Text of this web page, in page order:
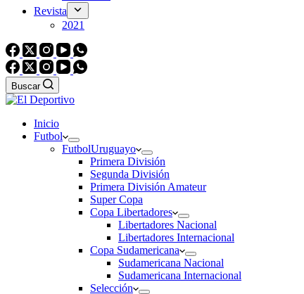
Revista
2021
Buscar
Inicio
Futbol
FutbolUruguayo
Primera División
Segunda División
Primera División Amateur
Super Copa
Copa Libertadores
Libertadores Nacional
Libertadores Internacional
Copa Sudamericana
Sudamericana Nacional
Sudamericana Internacional
Selección